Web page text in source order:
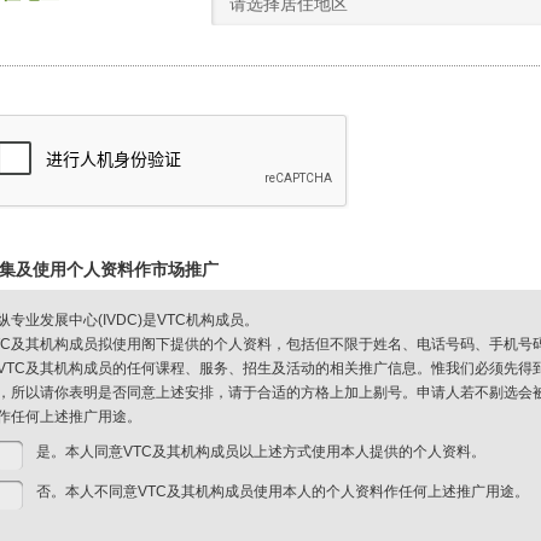
及使用个人资料作市场推广
专业发展中心(IVDC)是VTC机构成员。
及其机构成员拟使用阁下提供的个人资料，包括但不限于姓名、电话号码、手机
及其机构成员的任何课程、服务、招生及活动的相关推广信息。惟我们必须先
所以请你表明是否同意上述安排，请于合适的方格上加上剔号。申请人若不剔选
任何上述推广用途。
是。本人同意VTC及其机构成员以上述方式使用本人提供的个人资料。
否。本人不同意VTC及其机构成员使用本人的个人资料作任何上述推广用途。